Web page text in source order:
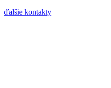
ďalšie kontakty